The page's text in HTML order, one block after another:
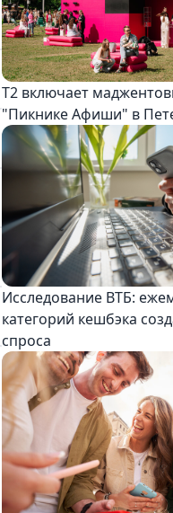
Т2 включает
"Пикнике Афиши" в
Исследование ВТБ:
категорий кешбэка
спроса